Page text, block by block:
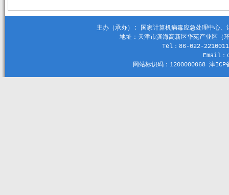
主办（承办）: 国家计算机病毒应急处理中心
地址：天津市滨海高新区华苑产业区
Tel：86-022-
Email
网站标识码：1200000068 津